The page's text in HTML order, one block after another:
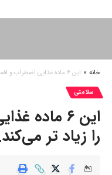
خانه » این ۶ ماده غذایی اضطراب و افسردگی را زیاد تر می‌کند_خبرخوان
سلامتی
این ۶
را زیاد تر